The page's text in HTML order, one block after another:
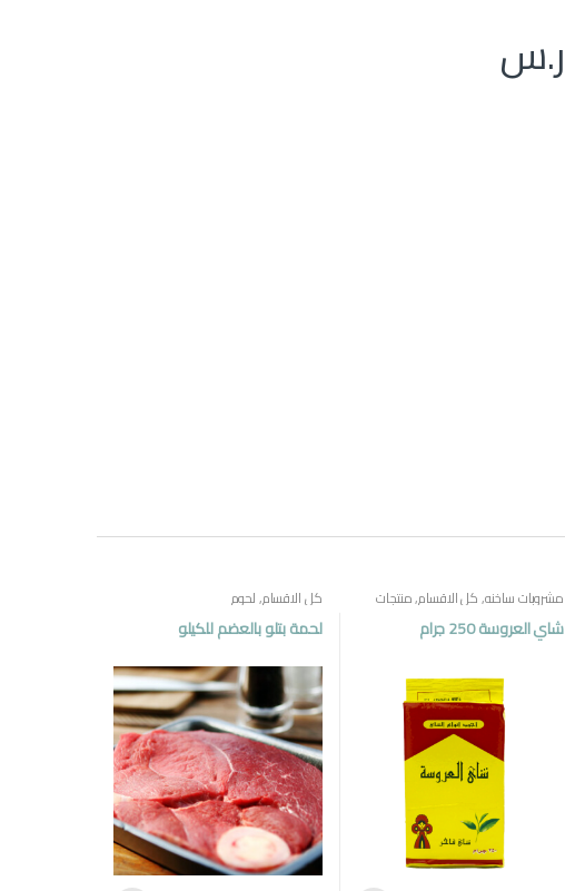
ر.س
مشروبات ساخنه,كل الاقسام,منتجات
مصرية
شاي العروسة 250 جرام
كل الاقسام,لحوم
لحمة بتلو بالعضم للكيلو